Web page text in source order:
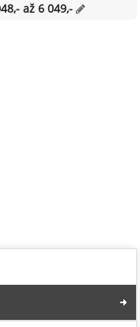
až 6 049,-